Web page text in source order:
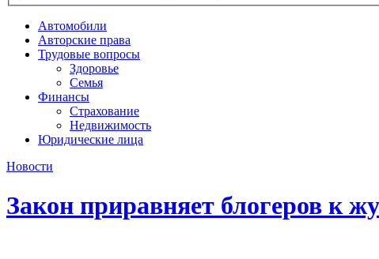
Автомобили
Авторские права
Трудовые вопросы
Здоровье
Семья
Финансы
Страхование
Недвижимость
Юридические лица
Новости
Закон приравняет блогеров к